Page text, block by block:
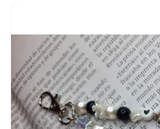
Pulseras negra y blanca con
aniversario.